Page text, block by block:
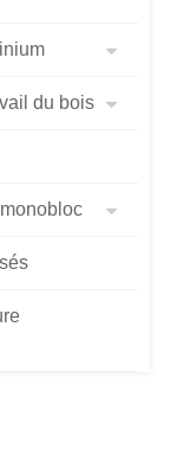
du bois